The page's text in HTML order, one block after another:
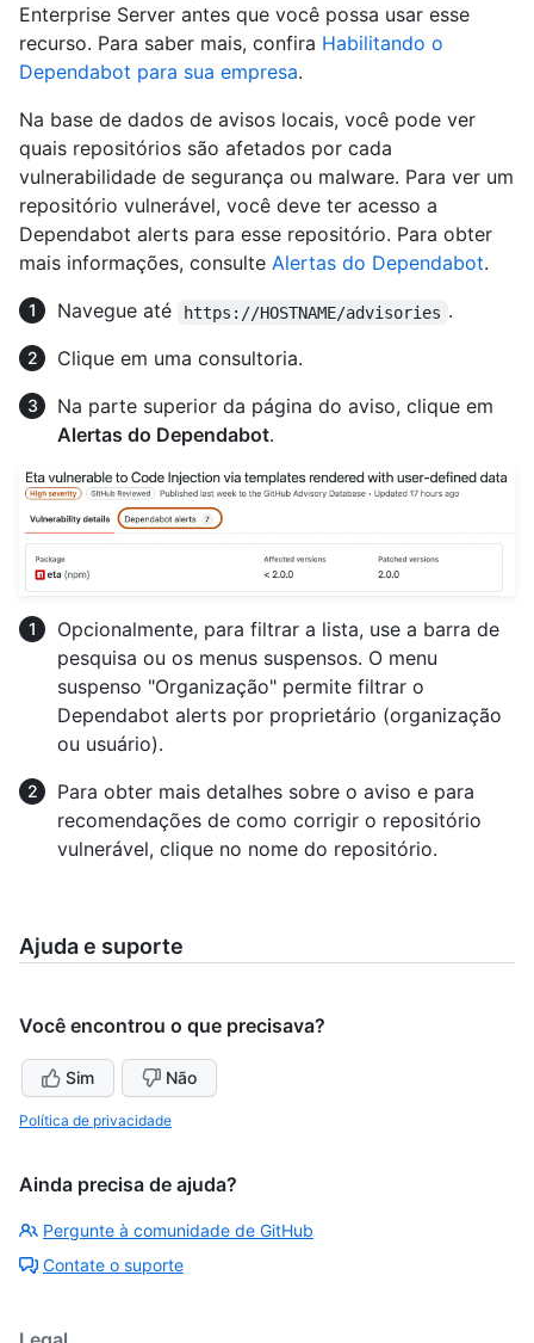
Enterprise Server antes que você possa usar esse
recurso. Para saber mais, confira Habilitando o
Dependabot para sua empresa.
Na base de dados de avisos locais, você pode ver
quais repositórios são afetados por cada
vulnerabilidade de segurança ou malware. Para ver um
repositório vulnerável, você deve ter acesso a
Dependabot alerts para esse repositório. Para obter
mais informações, consulte Alertas do Dependabot.
Navegue até
https://HOSTNAME/advisories .
Clique em uma consultoria.
Na parte superior da página do aviso, clique em
Alertas do Dependabot.
Opcionalmente, para filtrar a lista, use a barra de
pesquisa ou os menus suspensos. O menu
suspenso "Organização" permite filtrar o
Dependabot alerts por proprietário (organização
ou usuário).
Para obter mais detalhes sobre o aviso e para
recomendações de como corrigir o repositório
vulnerável, clique no nome do repositório.
Ajuda e suporte
Você encontrou o que precisava?
Sim Não
Política de privacidade
Ainda precisa de ajuda?
Pergunte à comunidade de GitHub
Contate o suporte